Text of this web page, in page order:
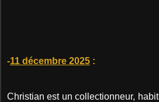
-11 décembre 2025 :
Christian est un collectionneur,